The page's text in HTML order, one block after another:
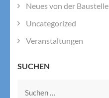
Neues von der Baustelle
Uncategorized
Veranstaltungen
SUCHEN
Suchen